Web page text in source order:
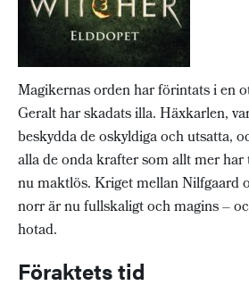
Magikernas orden har förintats i en
Geralt har skadats illa. Häxkarlen,
beskydda de oskyldiga och utsatta,
alla de onda krafter som allt mer har
nu maktlös. Kriget mellan Nilfgaard
norr är nu fullskaligt och magins –
hotad.
Föraktets tid